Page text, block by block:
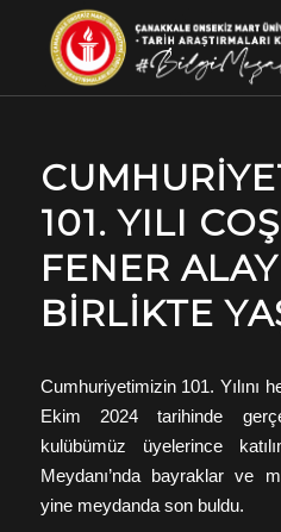
101. YILI
FENER
BIRLIKTE
Cumhuriyetimizin 101. Yılını
Ekim 2024 tarihinde
kulübümüz üyelerince
Meydanı’nda bayraklar ve
yine meydanda son buldu.